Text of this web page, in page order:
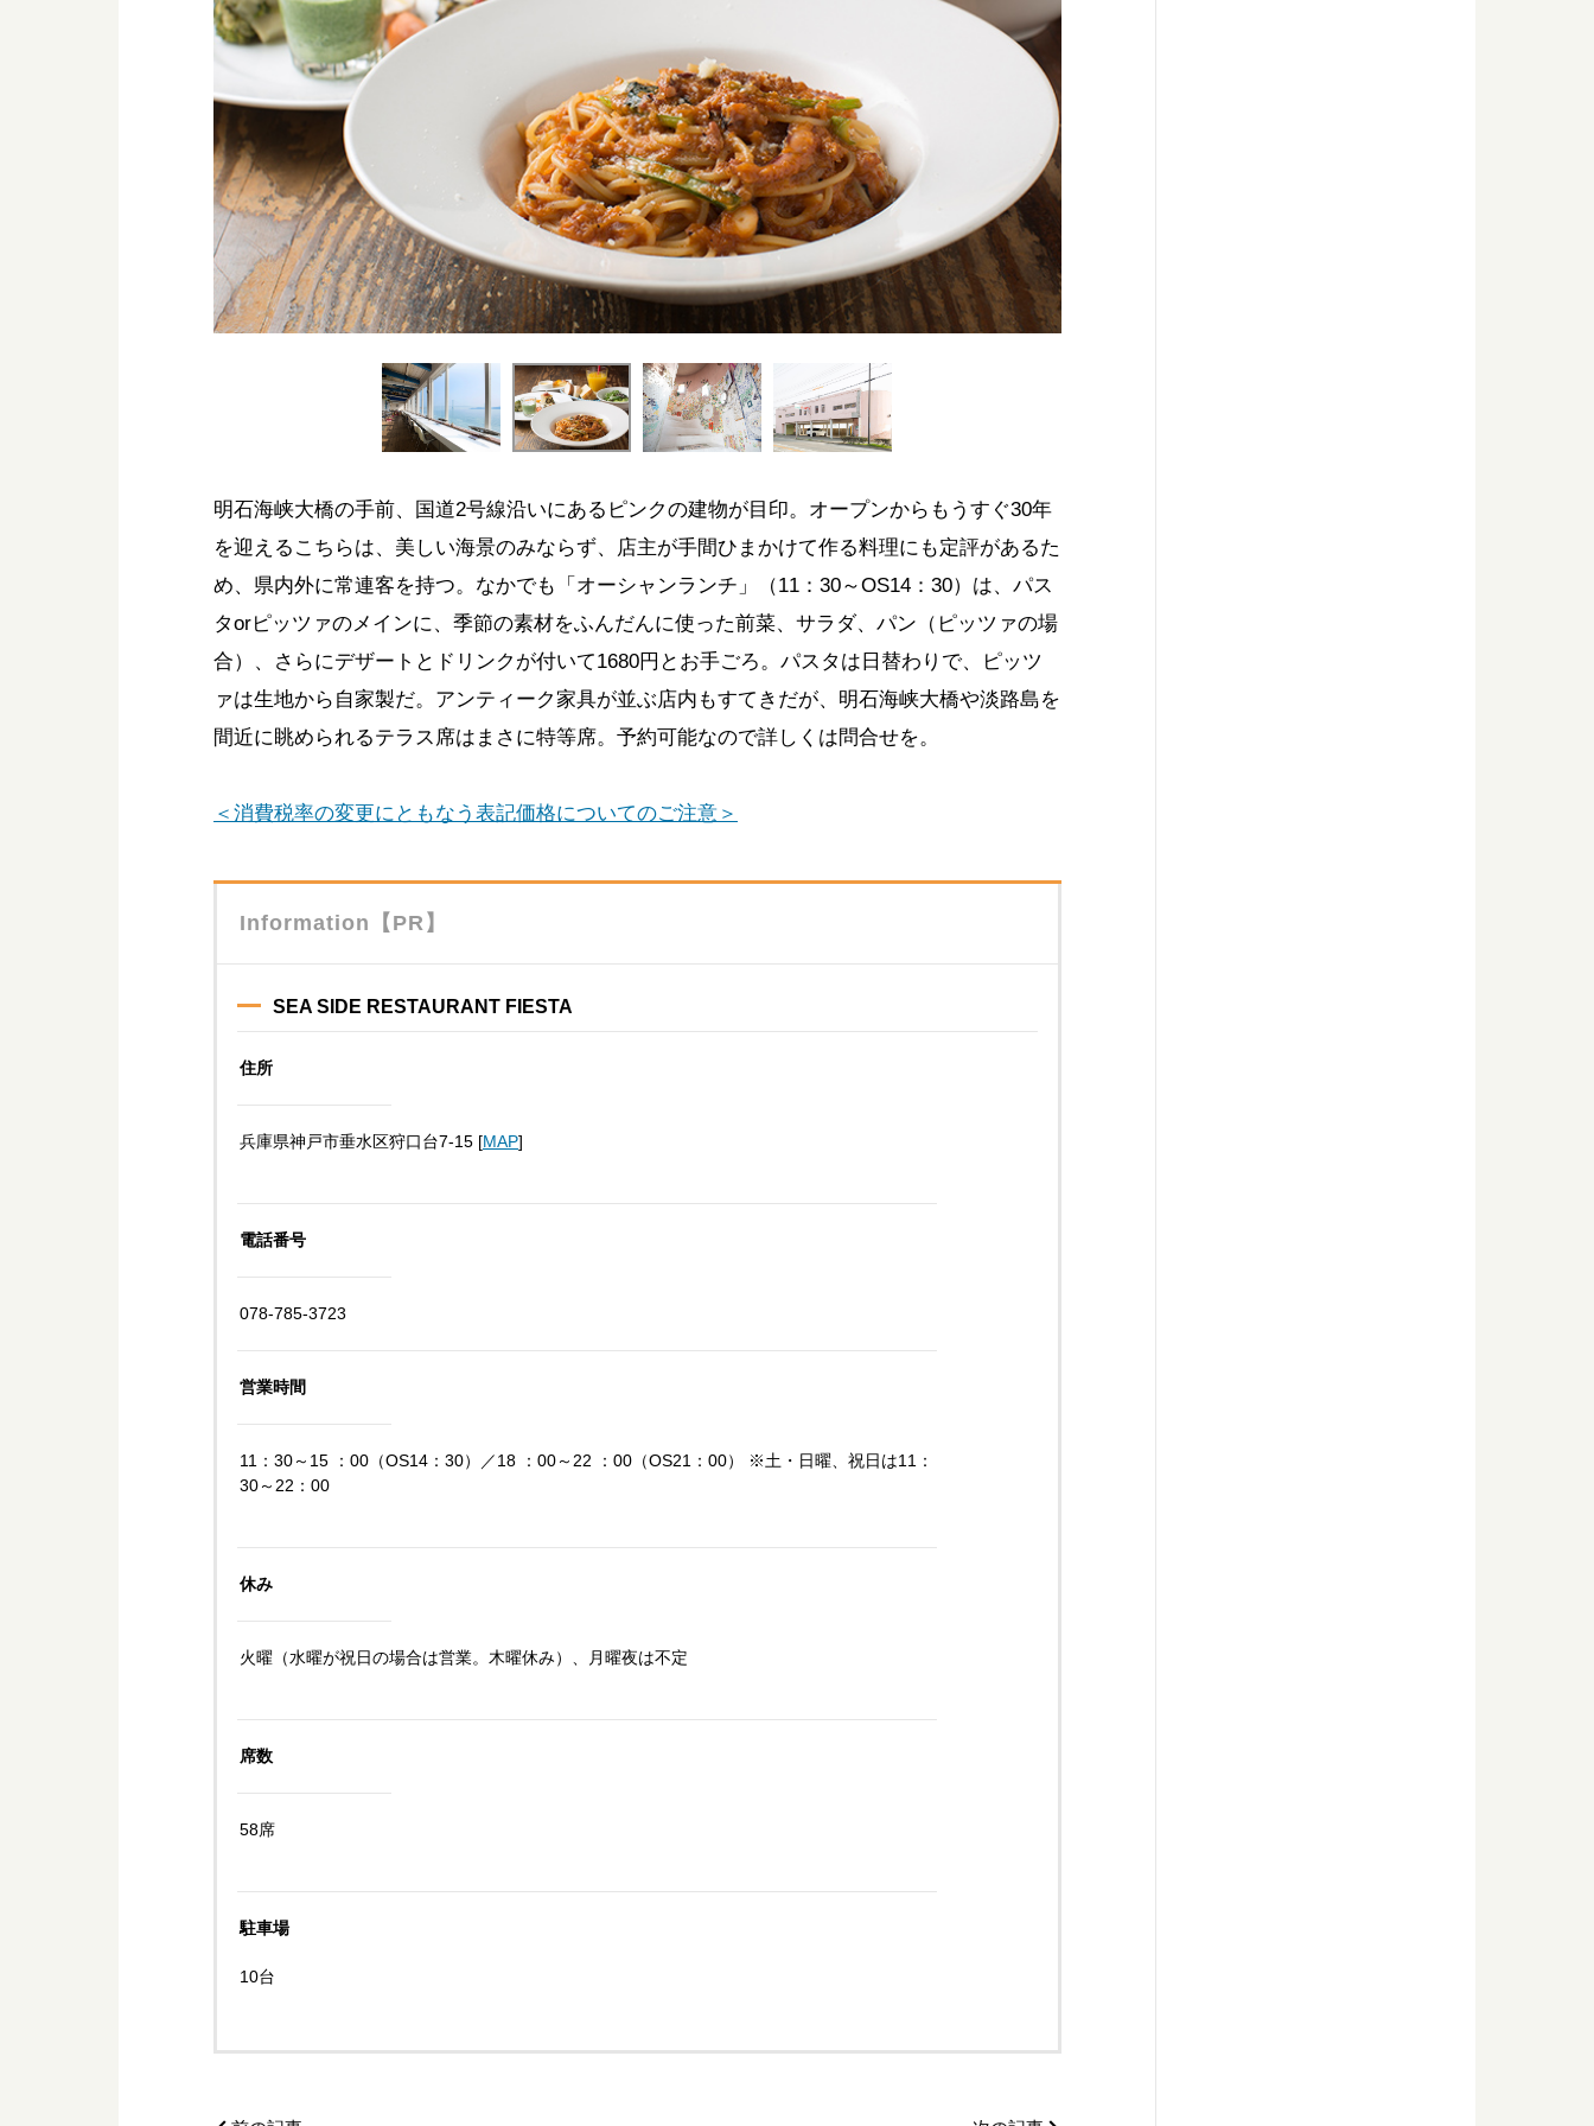
明石海峡大橋の手前、国道2号線沿いにあるピンクの建物が目印。オープンからもうすぐ30年
を迎えるこちらは、美しい海景のみならず、店主が手間ひまかけて作る料理にも定評があるた
め、県内外に常連客を持つ。なかでも「オーシャンランチ」（11：30～OS14：30）は、パス
タorピッツァのメインに、季節の素材をふんだんに使った前菜、サラダ、パン（ピッツァの場
合）、さらにデザートとドリンクが付いて1680円とお手ごろ。パスタは日替わりで、ピッツ
ァは生地から自家製だ。アンティーク家具が並ぶ店内もすてきだが、明石海峡大橋や淡路島を
間近に眺められるテラス席はまさに特等席。予約可能なので詳しくは問合せを。
＜消費税率の変更にともなう表記価格についてのご注意＞
Information【PR】
SEA SIDE RESTAURANT FIESTA
住所
兵庫県神戸市垂水区狩口台7-15 [MAP]
電話番号
078-785-3723
営業時間
11：30～15 ：00（OS14：30）／18 ：00～22 ：00（OS21：00） ※土・日曜、祝日は11：
30～22：00
休み
火曜（水曜が祝日の場合は営業。木曜休み）、月曜夜は不定
席数
58席
駐車場
10台